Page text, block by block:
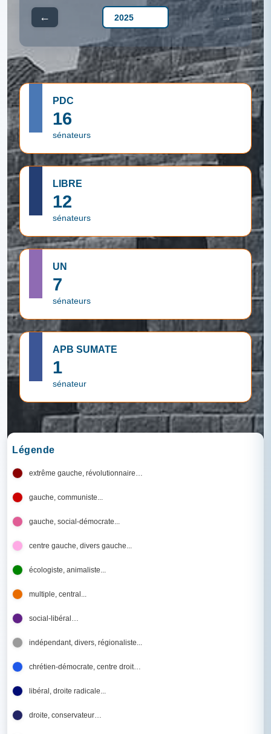
← →
PDC
16
sénateurs
LIBRE
12
sénateurs
UN
7
sénateurs
APB SUMATE
1
sénateur
Légende
extrême gauche, révolutionnaire…
gauche, communiste...
gauche, social-démocrate...
centre gauche, divers gauche...
écologiste, animaliste...
multiple, central...
social-libéral…
indépendant, divers, régionaliste...
chrétien-démocrate, centre droit…
libéral, droite radicale...
droite, conservateur…